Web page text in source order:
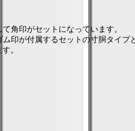
角印がセットになっています。
印が付属するセットの寸胴タイプ
。